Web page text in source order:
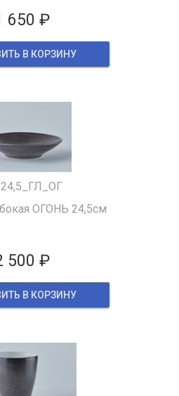
650 ₽
В КОРЗИНУ
ОГОНЬ 24,5см
500 ₽
В КОРЗИНУ